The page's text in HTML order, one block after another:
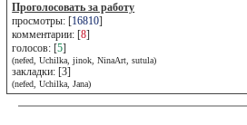
Проголосовать за работу
просмотры: [16810]
комментарии: [8]
голосов: [5]
(nefed, Uchilka, jinok, NinaArt, sutula)
закладки: [3]
(nefed, Uchilka, Jana)